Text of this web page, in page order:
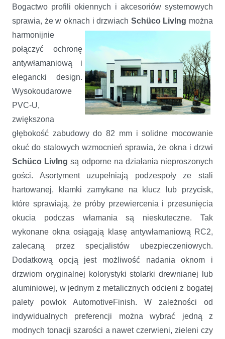
Bogactwo profili okiennych i akcesoriów systemowych
sprawia, że w oknach i drzwiach Schüco LivIng można
harmonijnie
połączyć ochronę
antywłamaniową i
elegancki design.
Wysokoudarowe
PVC-U,
zwiększona
głębokość zabudowy do 82 mm i solidne mocowanie
okuć do stalowych wzmocnień sprawia, że okna i drzwi
Schüco LivIng są odporne na działania nieproszonych
gości. Asortyment uzupełniają podzespoły ze stali
hartowanej, klamki zamykane na klucz lub przycisk,
które sprawiają, że próby przewiercenia i przesunięcia
okucia podczas włamania są nieskuteczne. Tak
wykonane okna osiągają klasę antywłamaniową RC2,
zalecaną przez specjalistów ubezpieczeniowych.
Dodatkową opcją jest możliwość nadania oknom i
drzwiom oryginalnej kolorystyki stolarki drewnianej lub
aluminiowej, w jednym z metalicznych odcieni z bogatej
palety powłok AutomotiveFinish. W zależności od
indywidualnych preferencji można wybrać jedną z
modnych tonacji szarości a nawet czerwieni, zieleni czy